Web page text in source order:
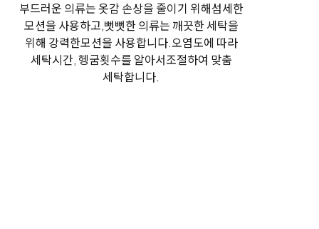
부드러운 의류는 옷감 손상을 줄이기 위해섬세한
모션을 사용하고,뻣뻣한 의류는 깨끗한 세탁을
위해 강력한모션을 사용합니다.오염도에 따라
세탁시간, 헹굼횟수를 알아서조절하여 맞춤
세탁합니다.